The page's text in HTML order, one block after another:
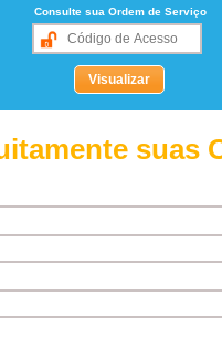
Consulte sua Ordem de Serviço
suas